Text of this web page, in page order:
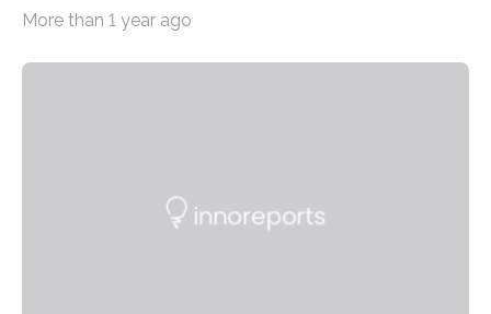
More than 1 year ago